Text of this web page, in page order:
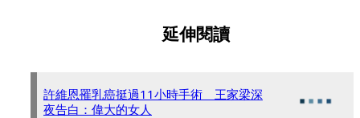
延伸閱讀
許維恩罹乳癌挺過11小時手術 王家梁深
夜告白：偉大的女人